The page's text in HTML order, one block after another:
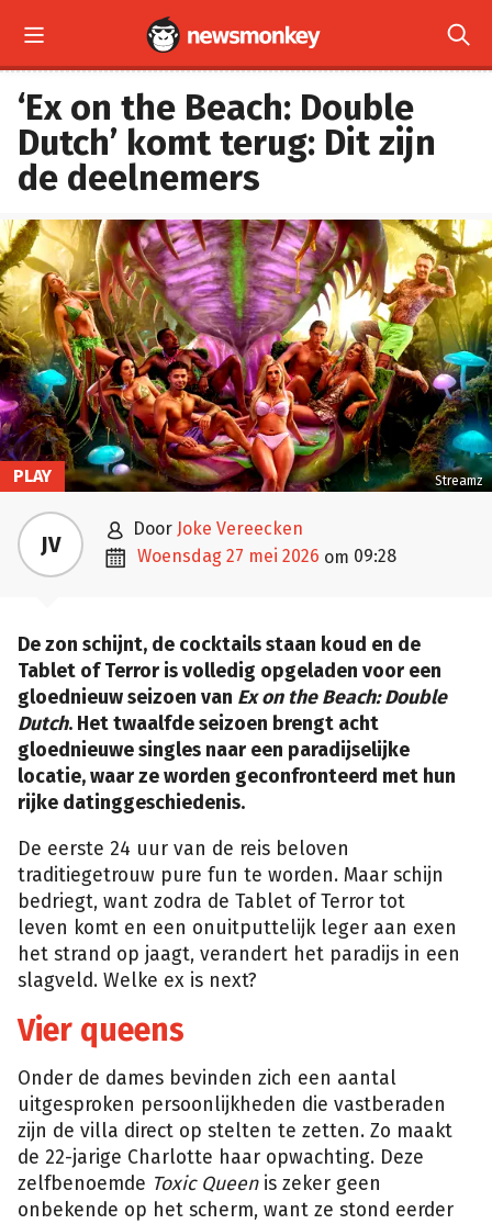
 
‘Ex on the Beach: Double
Dutch’ komt terug: Dit zijn
de deelnemers
Streamz
PLAY
JV  door Joke Vereecken
 woensdag 27 mei 2026 om 09:28
De zon schijnt, de cocktails staan koud en de
Tablet of Terror is volledig opgeladen voor een
gloednieuw seizoen van Ex on the Beach: Double
Dutch. Het twaalfde seizoen brengt acht
gloednieuwe singles naar een paradijselijke
locatie, waar ze worden geconfronteerd met hun
rijke datinggeschiedenis.
De eerste 24 uur van de reis beloven
traditiegetrouw pure fun te worden. Maar schijn
bedriegt, want zodra de Tablet of Terror tot
leven komt en een onuitputtelijk leger aan exen
het strand op jaagt, verandert het paradijs in een
slagveld. Welke ex is next?
Vier queens
Onder de dames bevinden zich een aantal
uitgesproken persoonlijkheden die vastberaden
zijn de villa direct op stelten te zetten. Zo maakt
de 22-jarige Charlotte haar opwachting. Deze
zelfbenoemde Toxic Queenis zeker geen
onbekende op het scherm, want ze stond eerder